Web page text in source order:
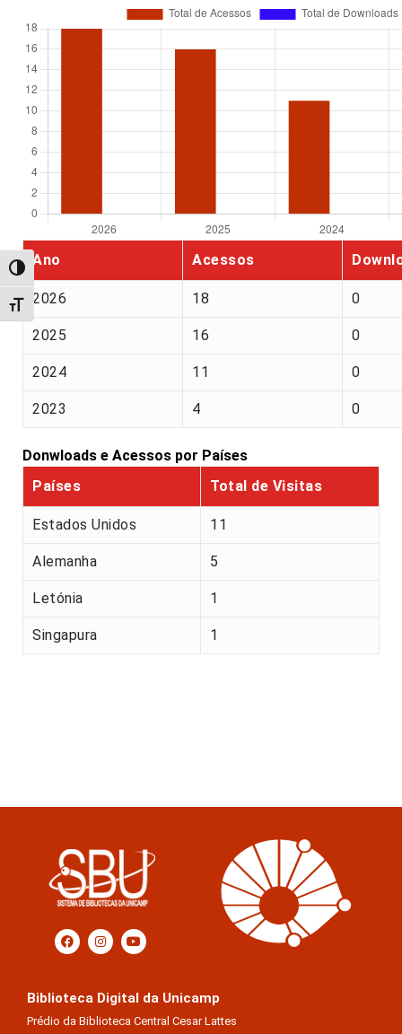
Alternar alto contraste
Alternar tamanho da fonte
Ano Acessos
2026 18 0
2025 16 0
2024 11 0
2023 4 0
Donwloads e Acessos por Países
Países
Total de Visitas
Estados Unidos 11
Alemanha 5
Letónia 1
Singapura 1
Biblioteca Digital da Unicamp
Prédio da Biblioteca Central Cesar Lattes